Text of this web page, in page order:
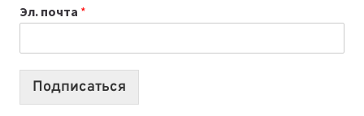
2026:
10
Эл. почта *
Подписаться